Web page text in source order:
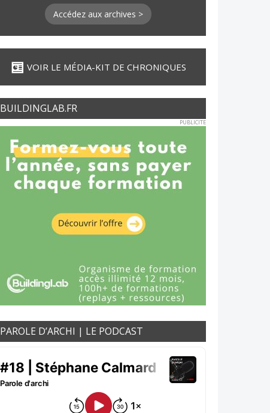
Accédez aux archives >
VOIR LE MÉDIA-KIT DE CHRONIQUES
BUILDINGLAB.FR
PUBLICITE
PAROLE D’ARCHI | LE PODCAST